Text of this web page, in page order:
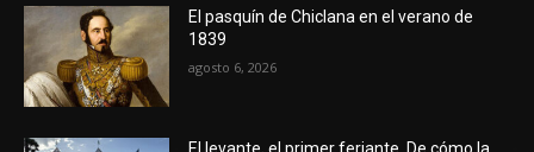
El pasquín de Chiclana en el verano de
1839
agosto 6, 2026